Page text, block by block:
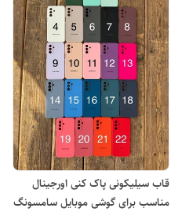
قاب سیلیکونی پاک کنی اورجینال
مناسب برای گوشی موبایل سامسونگ